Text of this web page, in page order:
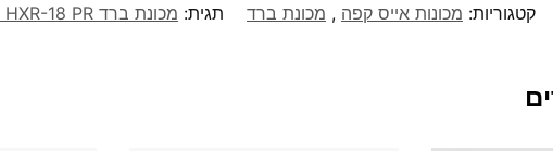
קטגוריות: מכונות אייס קפה , מכונת ברד תגית: מכונת ברד HXR-18 PR ביתית להכנת משקאות קפואים Prosonic